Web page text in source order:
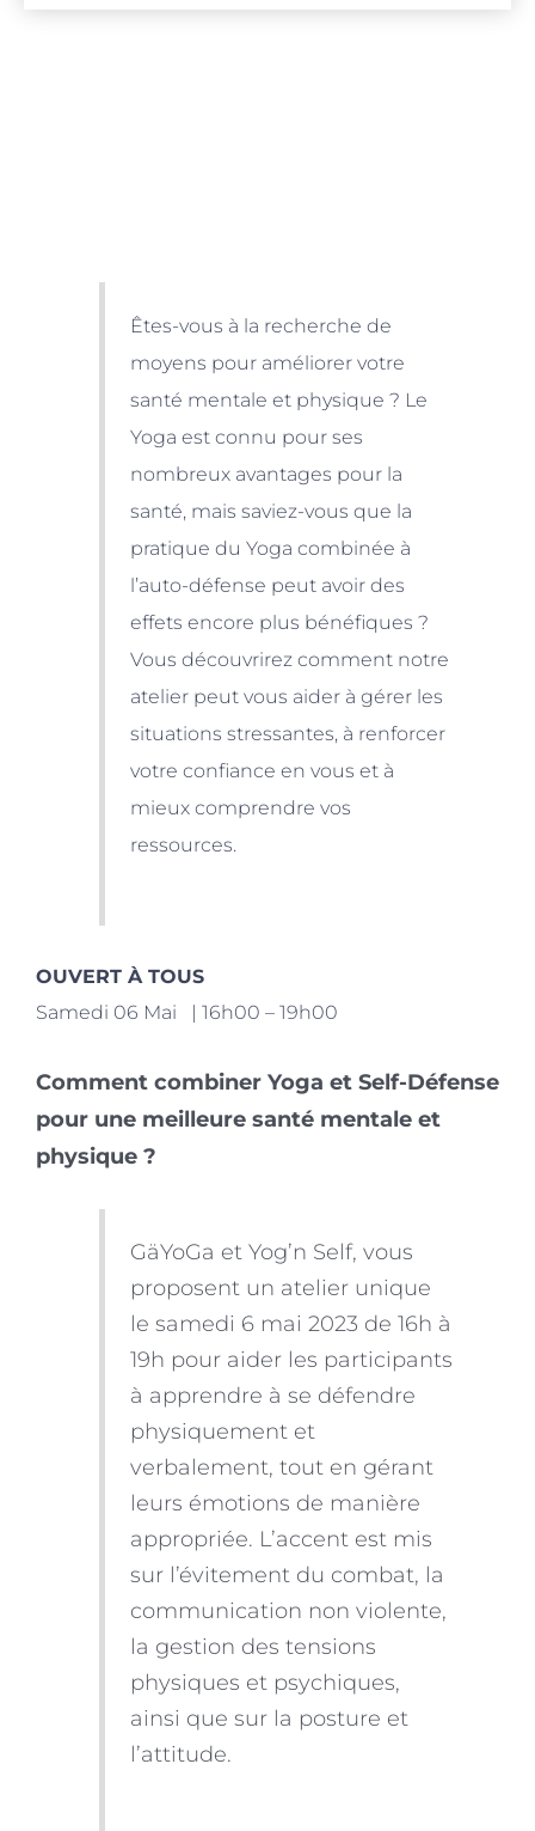
Êtes-vous à la recherche de
moyens pour améliorer votre
santé mentale et physique ? Le
Yoga est connu pour ses
nombreux avantages pour la
santé, mais saviez-vous que la
pratique du Yoga combinée à
l’auto-défense peut avoir des
effets encore plus bénéfiques ?
Vous découvrirez comment notre
atelier peut vous aider à gérer les
situations stressantes, à renforcer
votre confiance en vous et à
mieux comprendre vos
ressources.
OUVERT À TOUS
Samedi 06 Mai | 16h00 – 19h00
Comment combiner Yoga et Self-Défense
pour une meilleure santé mentale et
physique ?
GäYoGa et Yog’n Self, vous
proposent un atelier unique
le samedi 6 mai 2023 de 16h à
19h pour aider les participants
à apprendre à se défendre
physiquement et
verbalement, tout en gérant
leurs émotions de manière
appropriée. L’accent est mis
sur l’évitement du combat, la
communication non violente,
la gestion des tensions
physiques et psychiques,
ainsi que sur la posture et
l’attitude.